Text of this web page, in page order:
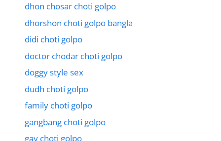
dhon chosar choti golpo
dhorshon choti golpo bangla
didi choti golpo
doctor chodar choti golpo
doggy style sex
dudh choti golpo
family choti golpo
gangbang choti golpo
gay choti golpo